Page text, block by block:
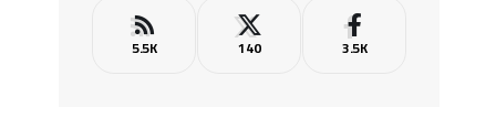
3.5K
140
5.5K